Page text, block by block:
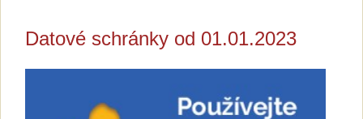
Datové schránky od 01.01.2023